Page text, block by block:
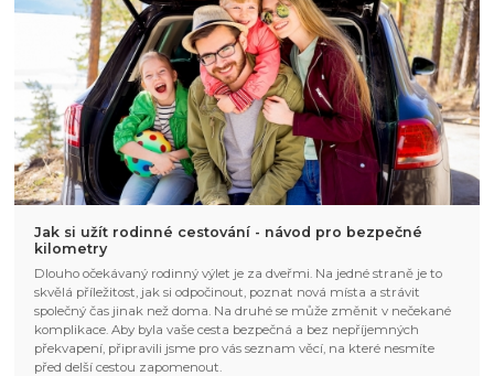
Jak si užít rodinné cestování - návod pro bezpečné
kilometry
Dlouho očekávaný rodinný výlet je za dveřmi. Na jedné straně je to
skvělá příležitost, jak si odpočinout, poznat nová místa a strávit
společný čas jinak než doma. Na druhé se může změnit v nečekané
komplikace. Aby byla vaše cesta bezpečná a bez nepříjemných
překvapení, připravili jsme pro vás seznam věcí, na které nesmíte
před delší cestou zapomenout.